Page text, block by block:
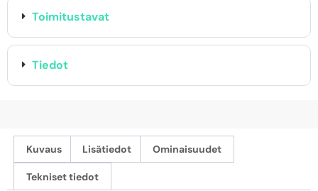
Toimitustavat
Tiedot
Kuvaus Lisätiedot Ominaisuudet
Tekniset tiedot